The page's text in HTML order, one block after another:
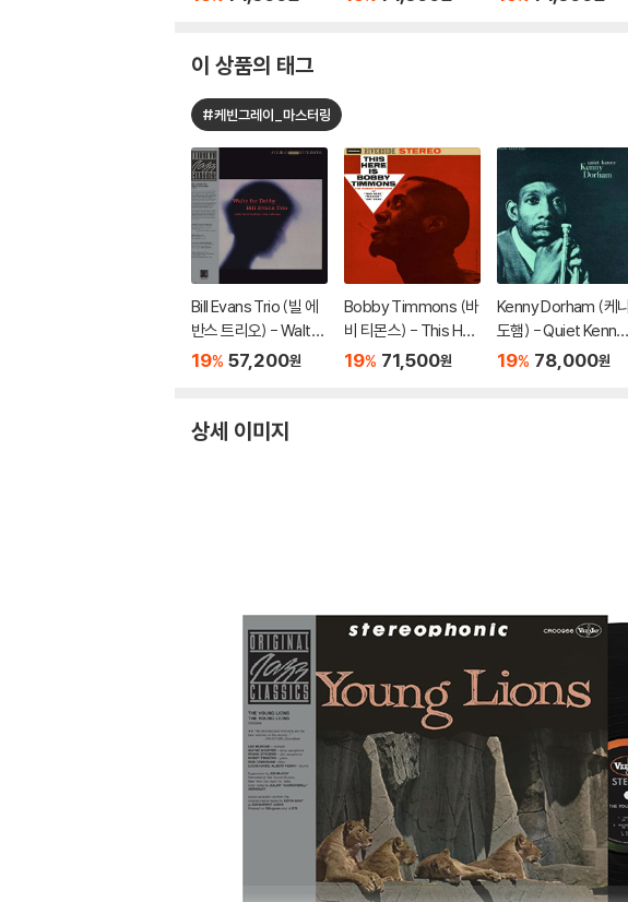
이 상품의 태그
#케빈그레이_마스터링
Bill Evans Trio (빌 에
반스 트리오) - Waltz
For Debby [LP]
19% 57,200원
Bobby Timmons (바
비 티몬스) - This Her
e Is Bobby Timmon
19% 71,500원
Kenny Dorham (케니
도햄) - Quiet Kenny
[LP]
19% 78,000원
상세 이미지